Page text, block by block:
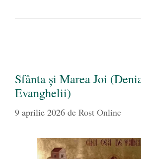
Sfânta și Marea Joi
Evanghelii)
9 aprilie 2026 de Rost Online